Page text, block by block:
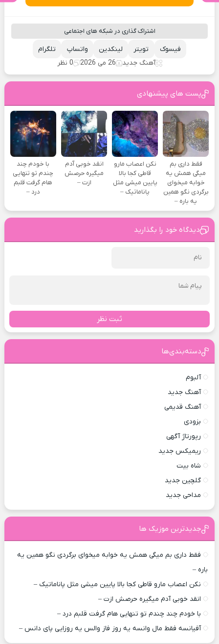
اشتراک گذاری در شبکه های اجتماعی
تلگرام واتساپ لینکدین تویتر
فیسوک
آهنگ جدید
26 می 2026 0 نظر
پست های پیشنهادی
فقط داری بم
میگی همش یه
خوابه میخوای
برگردی نگو همین
یه باره –
نکن اعصاب مارو
قاطی کجا بالا
پایین میشی مثل
پاناماتیک –
انقد خوبی آدم
میگیره حرصش
ازت –
با خودم چند
چندم تو تنهایی
هام گرفت قلبم
درد –
دیدگاه خود را بگذارید
ثبت نظر
دسته‌بندی‌ها
آلبوم
آهنگ جدید
آهنگ قدیمی
بزودی
رپورتاژ آگهی
ریمیکس جدید
شاه بیت
گلچین جدید
مداحی جدید
جدیدترین موزیک ها
فقط داری بم میگی همش یه خوابه میخوای برگردی نگو همین یه
باره –
نکن اعصاب مارو قاطی کجا بالا پایین میشی مثل پاناماتیک –
انقد خوبی آدم میگیره حرصش ازت –
با خودم چند چندم تو تنهایی هام گرفت قلبم درد –
آفیانسه فقط مال وانسه یه روز فاز والس یه روزایی پای دانس –